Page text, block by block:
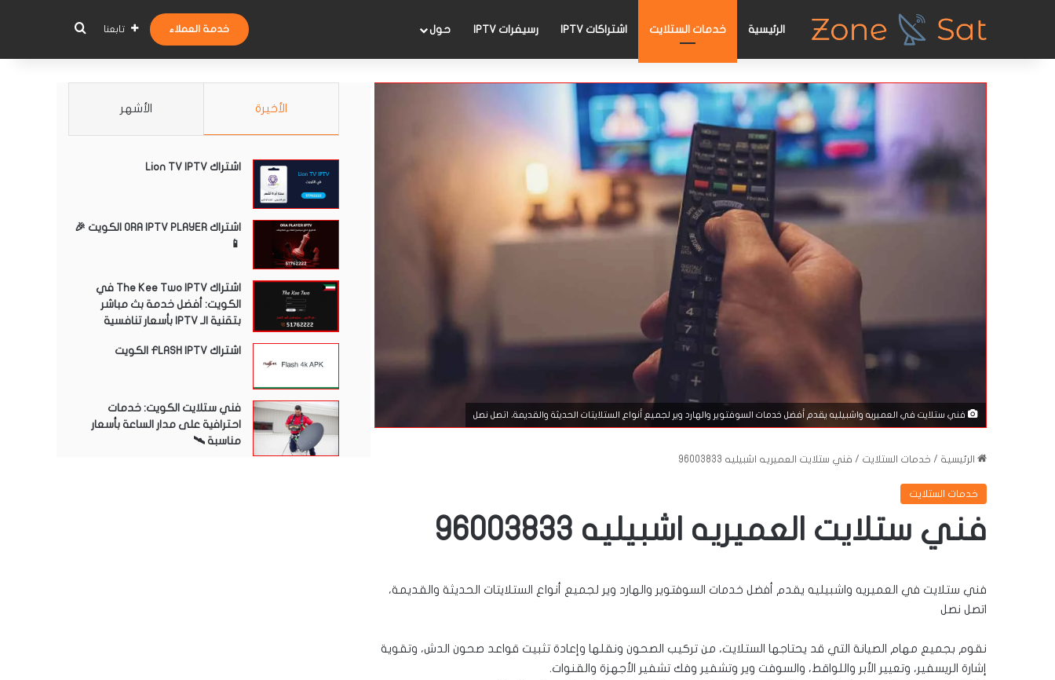
الرئيسية خدمات الستلايت اشتراكات IPTV رسيفرات IPTV حول خدمة العملاء تابعنا بحث عن
فني ستلايت في العميريه واشبيليه يقدم أفضل خدمات السوفتوير والهارد وير لجميع أنواع الستلايتات الحديثة والقديمة، اتصل نصل
الرئيسية / خدمات الستلايت / فني ستلايت العميريه اشبيليه 96003833
خدمات الستلايت
فني ستلايت العميريه اشبيليه 96003833
فني ستلايت في العميريه واشبيليه يقدم أفضل خدمات السوفتوير والهارد وير لجميع أنواع الستلايتات الحديثة والقديمة،
اتصل نصل
نقوم بجميع مهام الصيانة التي قد يحتاجها الستلايت، من تركيب الصحون ونقلها وإعادة تثبيت قواعد صحون الدش، وتقوية
إشارة الريسفير، وتعيير الأبر واللواقط، والسوفت وير وتشفير وفك تشفير الأجهزة والقنوات.
الأخيرة الأشهر
اشتراك Lion TV IPTV
اشتراك ORA IPTV PLAYER الكويت 🎉
📱
اشتراك The Kee Two IPTV في
الكويت: أفضل خدمة بث مباشر
بتقنية الـ IPTV بأسعار تنافسية
اشتراك FLASH IPTV الكويت
فني ستلايت الكويت: خدمات
احترافية على مدار الساعة بأسعار
مناسبة 🛰️